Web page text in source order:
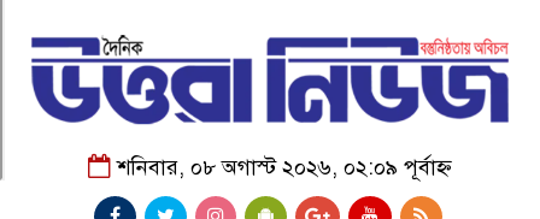
শনিবার, ০৮ অগাস্ট ২০২৬, ০২:০৯ পূর্বাহ্ন